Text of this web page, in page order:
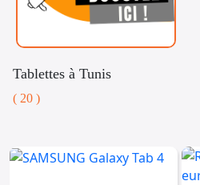
Tablettes à Tunis
( 20 )